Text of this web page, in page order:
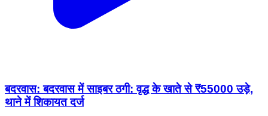
बदरवास: बदरवास में साइबर ठगी: वृद्ध के खाते से ₹55000 उड़े,
थाने में शिकायत दर्ज